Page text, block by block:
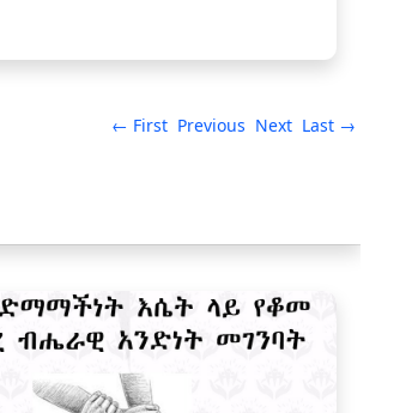
← First Previous Next Last →